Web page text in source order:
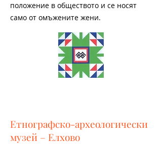
положение в обществото и се носят
само от омъжените жени.
Етнографско-археологически
музей – Eлхово